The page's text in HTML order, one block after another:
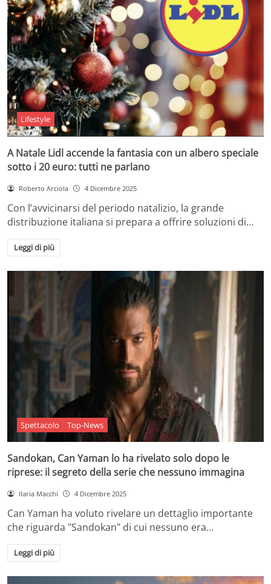
Lifestyle
A Natale Lidl accende la fantasia con un albero speciale
sotto i 20 euro: tutti ne parlano
Roberto Arciola 4 Dicembre 2025
Con l’avvicinarsi del periodo natalizio, la grande
distribuzione italiana si prepara a offrire soluzioni di…
Leggi di più
Spettacolo Top-News
Sandokan, Can Yaman lo ha rivelato solo dopo le
riprese: il segreto della serie che nessuno immagina
Ilaria Macchi 4 Dicembre 2025
Can Yaman ha voluto rivelare un dettaglio importante
che riguarda "Sandokan" di cui nessuno era…
Leggi di più